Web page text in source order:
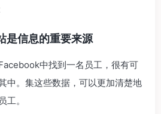
是信息的重要来源
中找到一名员工，很有可
中。集这些数据，可以更加清楚地
工。